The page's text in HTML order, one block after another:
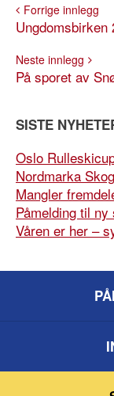
Forrige innlegg
Ungdomsbirken
Neste innlegg
På sporet av
SISTE
Oslo
Nordmarka
Mangler
Påmelding til
Våren er her –